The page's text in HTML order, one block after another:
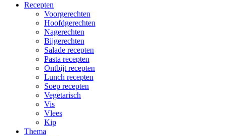
Recepten
Voorgerechten
Hoofdgerechten
Nagerechten
Bijgerechten
Salade recepten
Pasta recepten
Ontbijt recepten
Lunch recepten
Soep recepten
Vegetarisch
Vis
Vlees
Kip
Thema